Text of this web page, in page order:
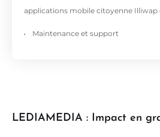
applications mobile citoyenne Illiwap
Maintenance et support
LEDIAMEDIA : Impact en